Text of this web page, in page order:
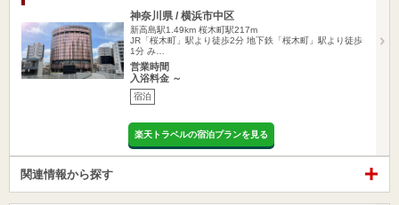
神奈川県 / 横浜市中区
新高島駅1.49km 桜木町駅217m
JR「桜木町」駅より徒歩2分 地下鉄「桜木町」駅より徒歩
1分 み…
営業時間
入浴料金 ～
宿泊
楽天トラベルの宿泊プランを見る
関連情報から探す